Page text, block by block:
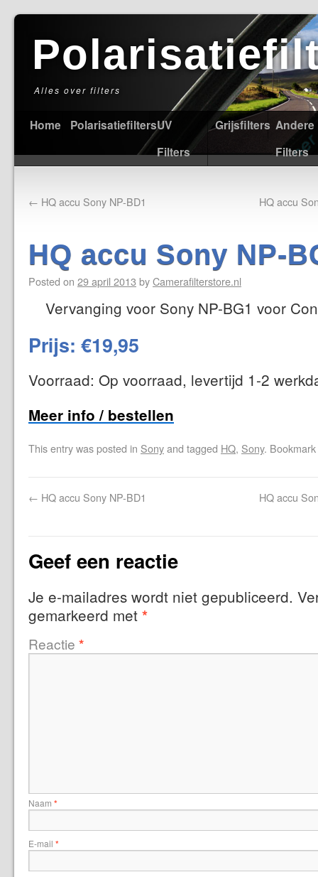
Alles over filters
Home PolarisatiefiltersUV
Filters
Grijsfilters Andere
Filters
← HQ accu Sony NP-BD1 HQ accu
HQ accu Sony NP-
Posted on 29 april 2013 byCamerafilterstore.nl
Vervanging voor Sony NP-BG1 voor
Prijs: €19,95
Voorraad: Op voorraad, levertijd 1-2
Meer info / bestellen
This entry was posted in Sonyand tagged HQ, Sony.
← HQ accu Sony NP-BD1 HQ accu
Geef een reactie
Je e-mailadres wordt niet gepubliceerd.
gemarkeerd met *
Reactie *
Naam *
E-mail *